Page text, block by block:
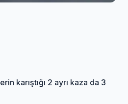
karıştığı 2 ayrı kaza da 3